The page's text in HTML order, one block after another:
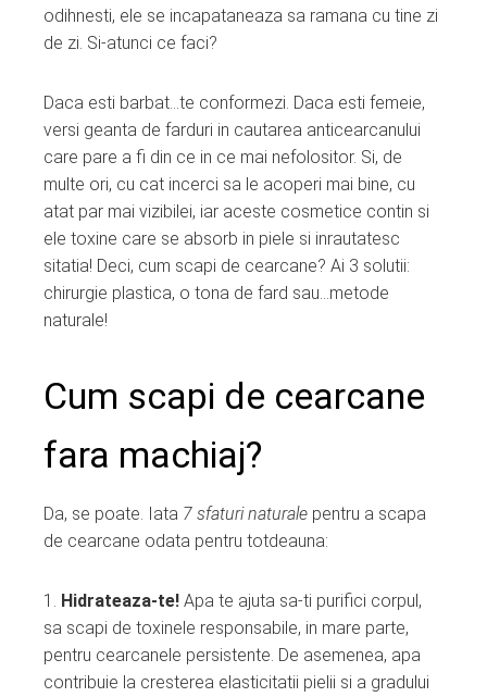
odihnesti, ele se incapataneaza sa ramana cu tine zi
de zi. Si-atunci ce faci?
Daca esti barbat…te conformezi. Daca esti femeie,
versi geanta de farduri in cautarea anticearcanului
care pare a fi din ce in ce mai nefolositor. Si, de
multe ori, cu cat incerci sa le acoperi mai bine, cu
atat par mai vizibilei, iar aceste cosmetice contin si
ele toxine care se absorb in piele si inrautatesc
sitatia! Deci, cum scapi de cearcane? Ai 3 solutii:
chirurgie plastica, o tona de fard sau…metode
naturale!
Cum scapi de cearcane
fara machiaj?
Da, se poate. Iata 7 sfaturi naturale pentru a scapa
de cearcane odata pentru totdeauna:
1. Hidrateaza-te! Apa te ajuta sa-ti purifici corpul,
sa scapi de toxinele responsabile, in mare parte,
pentru cearcanele persistente. De asemenea, apa
contribuie la cresterea elasticitatii pielii si a gradului